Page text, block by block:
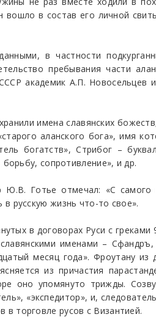
вошло в состав его личной
в частности
пребывания части
академик А.П. Новосельцев
имена славянских
аланского бога», имя
богатств», Стрибог –
сопротивление», и др.
Готье отмечал: «С самого
русскую жизнь что-то свое».
в договорах Руси с греками
именами –
месяц года». Фроутану из
из причастия
оно упомянуто трижды.
«экспедитор», и,
торговле русов с Византией.